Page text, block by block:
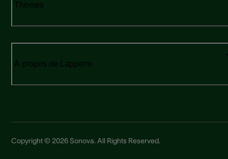
Thèmes
À propos de Lapperre
Copyright © 2026 Sonova. All Rights Reserved.